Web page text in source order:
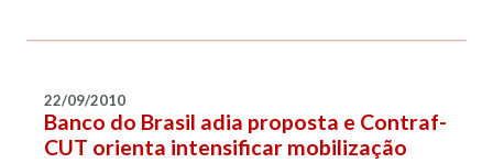
22/09/2010
Banco do Brasil adia proposta e Contraf-
CUT orienta intensificar mobilização